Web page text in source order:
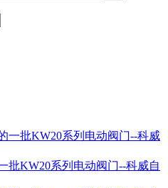
批KW20系列电动阀门--科威自